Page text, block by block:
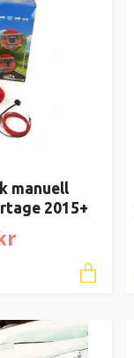
manuell
2015+